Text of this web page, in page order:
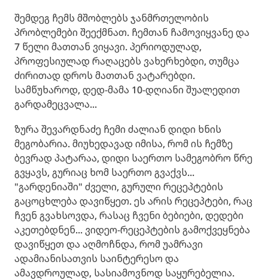
შემდეგ ჩემს მშობლებს ჯანმრთელობის
პრობლემები შეექმნათ. ჩემთან ჩამოვიყვანე და
7 წელი მათთან ვიყავი. პერიოდულად,
პროფესიულად რაღაცებს ვახერხებდი, თუმცა
ძირითად დროს მათთან ვატარებდი.
სამწუხაროდ, დედ-მამა 10-დღიანი შუალედით
გარდამეცვალა...
ზურა შევარდნაძე ჩემი ძალიან დიდი ხნის
მეგობარია. მიუხედავად იმისა, რომ ის ჩემზე
ბევრად პატარაა, დიდი საერთო სამეგობრო წრე
გვყავს, გურიაც ხომ საერთო გვაქვს...
"გარდენიაში" ძველი, გურული რეცეპტების
გაცოცხლება დავიწყეთ. ეს არის რეცეპტები, რაც
ჩვენ გვახსოვდა, რასაც ჩვენი ბებიები, დედები
აკეთებდნენ... ვიდეო-რეცეპტების გამოქვეყნება
დავიწყეთ და აღმოჩნდა, რომ უამრავი
ადამიანისათვის საინტერესო და
ამავდროულად, სასიამოვნოდ საყურებელია.